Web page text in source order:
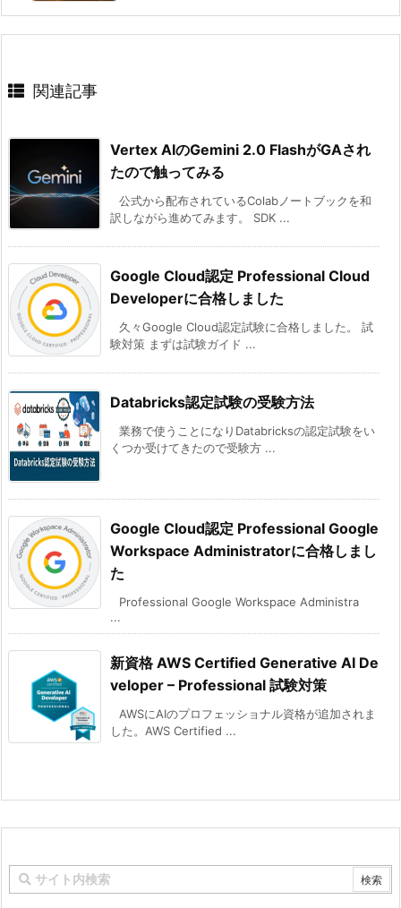
関連記事
Vertex AIのGemini 2.0 FlashがGAされ
たので触ってみる
公式から配布されているColabノートブックを和
訳しながら進めてみます。 SDK ...
Google Cloud認定 Professional Cloud
Developerに合格しました
久々Google Cloud認定試験に合格しました。 試
験対策 まずは試験ガイド ...
Databricks認定試験の受験方法
業務で使うことになりDatabricksの認定試験をい
くつか受けてきたので受験方 ...
Google Cloud認定 Professional Google
Workspace Administratorに合格しまし
た
Professional Google Workspace Administra
...
新資格 AWS Certified Generative AI De
veloper – Professional 試験対策
AWSにAIのプロフェッショナル資格が追加されま
した。AWS Certified ...